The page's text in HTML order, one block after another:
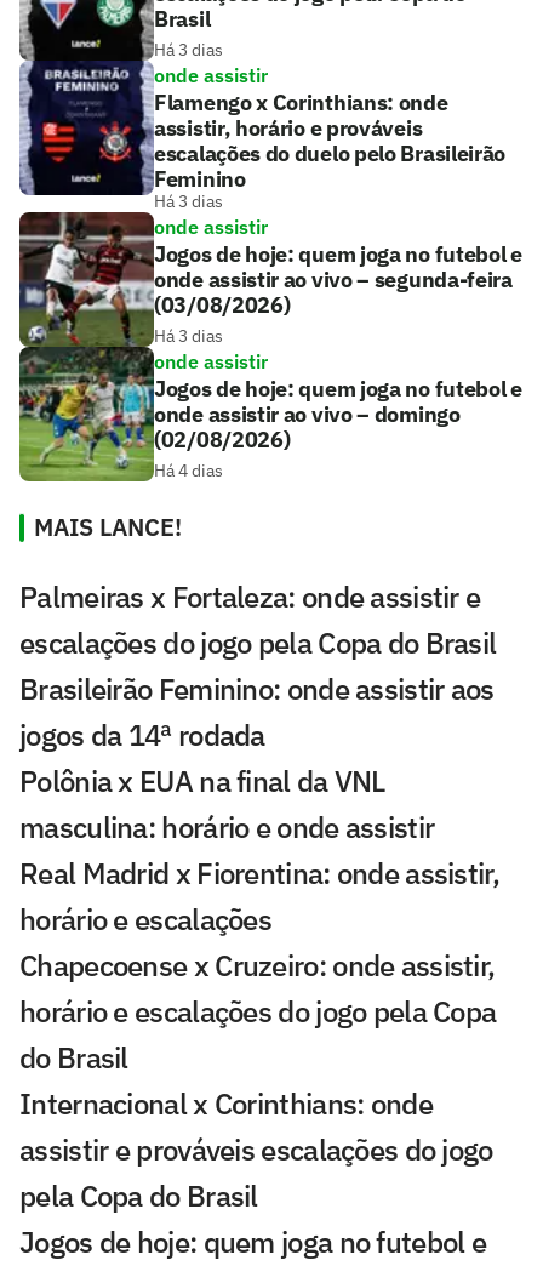
Brasil
Há 3 dias
onde assistir
Flamengo x Corinthians: onde
assistir, horário e prováveis
escalações do duelo pelo Brasileirão
Feminino
Há 3 dias
onde assistir
Jogos de hoje: quem joga no futebol e
onde assistir ao vivo – segunda-feira
(03/08/2026)
Há 3 dias
onde assistir
Jogos de hoje: quem joga no futebol e
onde assistir ao vivo – domingo
(02/08/2026)
Há 4 dias
MAIS LANCE!
Palmeiras x Fortaleza: onde assistir e
escalações do jogo pela Copa do Brasil
Brasileirão Feminino: onde assistir aos
jogos da 14ª rodada
Polônia x EUA na final da VNL
masculina: horário e onde assistir
Real Madrid x Fiorentina: onde assistir,
horário e escalações
Chapecoense x Cruzeiro: onde assistir,
horário e escalações do jogo pela Copa
do Brasil
Internacional x Corinthians: onde
assistir e prováveis escalações do jogo
pela Copa do Brasil
Jogos de hoje: quem joga no futebol e